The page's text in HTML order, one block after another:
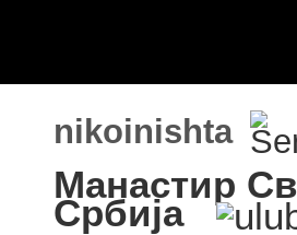
nikoinishta
Манастир
Србија